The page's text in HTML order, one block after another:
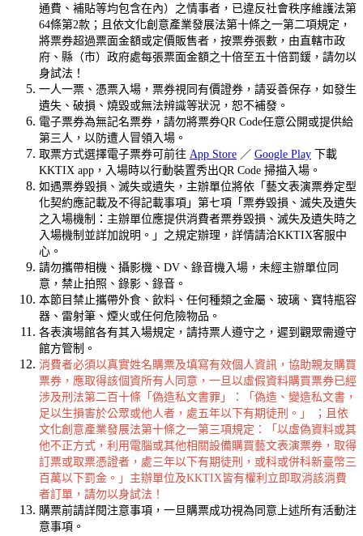
通費、補貼等均包含在內）之情事者，已違反社會秩序維護法第
64條第2款；且依文化創意產業發展法第十條之一第二項規定，
將票券超過票面金額或定價販售者，按票券張數，由直轄市政
府、縣（市）政府處每張票面金額之十倍至五十倍罰鍰，請勿以
身試法！
一人一票、憑票入場，票券視同有價證券，請妥善保存，如發生
遺失、破損、燒毀或無法辨識等狀況，恕不補發。
電子票券為無記名票券，請勿將票券QR Code任意公開或提供給
第三人，以防遭人冒領入場。
取票方式選擇電子票券可前往 App Store ／ Google Play 下載
KKTIX app，入場時以行動裝置秀出QR Code 掃描入場。
如遇票券毀損、滅失或遺失，主辦單位將依「藝文表演票券定型
化契約應記載及不得記載事項」第七項「票券毀損、滅失及遺失
之入場機制：主辦單位應提供消費者票券毀損、滅失及遺失時之
入場機制並詳加說明。」之規定辦理，詳情請洽KKTIX客服中
心。
請勿攜帶相機、攝影機、DV、錄音機入場，未經主辦單位同
意，禁止拍照、錄影、錄音。
本節目禁止攜帶外食、飲料、任何種類之金屬、玻璃、寶特瓶容
器、雷射筆、煙火或任何危險物品。
各表演場館各有其入場規定，請持票人遵守之，遲到觀眾需遵守
館方管制。
消費者必須以真實姓名購票及填寫有效個人資訊，協助親友購買
票券，應取得該個資所有人同意，一旦以虛假資料購買票券已經
涉及刑法第二百十條「偽造私文書罪」：「偽造、變造私文書，
足以生損害於公眾或他人者，處五年以下有期徒刑。」 ；且依
文化創意產業發展法第十條之一第三項規定：「以虛偽資料或其
他不正方式，利用電腦或其他相關設備購買藝文表演票券，取得
訂票或取票憑證者，處三年以下有期徒刑，或科或併科新臺幣三
百萬以下罰金。」主辦單位及KKTIX皆有權利立即取消該消費
者訂單，請勿以身試法！
購票前請詳閱注意事項，一旦購票成功視為同意上述所有活動注
意事項。